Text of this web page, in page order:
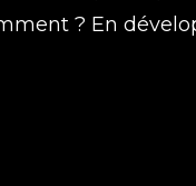
? En